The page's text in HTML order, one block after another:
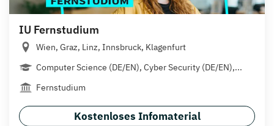
IU Fernstudium
Wien, Graz, Linz, Innsbruck, Klagenfurt
Computer Science (DE/EN), Cyber Security (DE/EN),...
Fernstudium
Kostenloses Infomaterial